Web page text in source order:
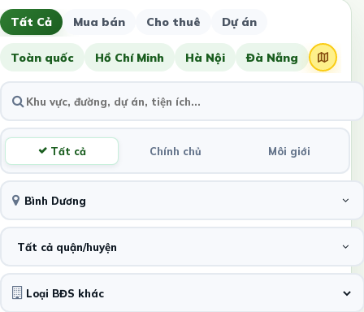
Tất Cả Mua bán Cho thuê Dự án
Toàn quốc Hồ Chí Minh Hà Nội Đà Nẵng
Tất cả Chính chủ Môi giới
Bình Dương
Tất cả quận/huyện